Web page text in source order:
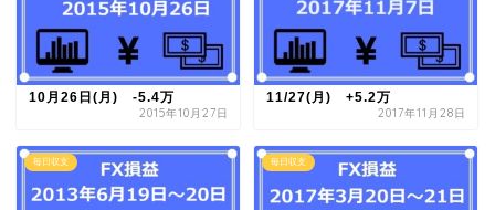
10月26日(月) -5.4万
2015年10月27日
11/27(月) +5.2万
2017年11月28日
毎日収支 毎日収支